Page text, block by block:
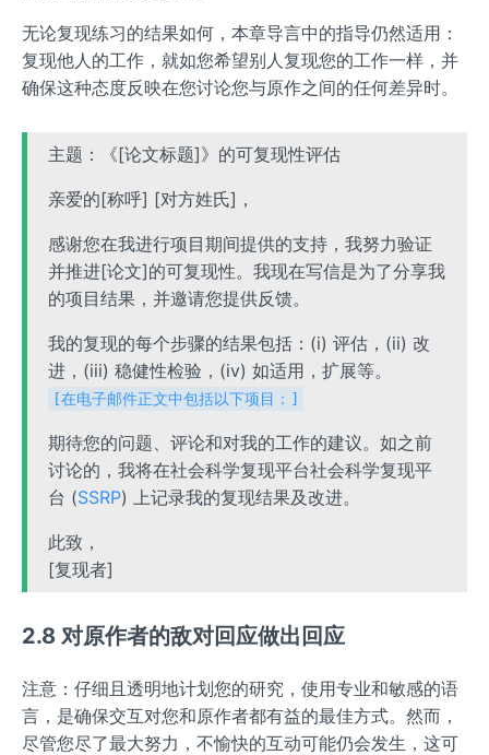
无论复现练习的结果如何，本章导言中的指导仍然适用：
复现他人的工作，就如您希望别人复现您的工作一样，并
确保这种态度反映在您讨论您与原作之间的任何差异时。
主题：《[论文标题]》的可复现性评估
亲爱的[称呼] [对方姓氏]，
感谢您在我进行项目期间提供的支持，我努力验证
并推进[论文]的可复现性。我现在写信是为了分享我
的项目结果，并邀请您提供反馈。
我的复现的每个步骤的结果包括：(i) 评估，(ii) 改
进，(iii) 稳健性检验，(iv) 如适用，扩展等。
[在电子邮件正文中包括以下项目：]
期待您的问题、评论和对我的工作的建议。如之前
讨论的，我将在社会科学复现平台社会科学复现平
台 (SSRP) 上记录我的复现结果及改进。
此致，
[复现者]
2.8 对原作者的敌对回应做出回应
注意：仔细且透明地计划您的研究，使用专业和敏感的语
言，是确保交互对您和原作者都有益的最佳方式。然而，
尽管您尽了最大努力，不愉快的互动可能仍会发生，这可